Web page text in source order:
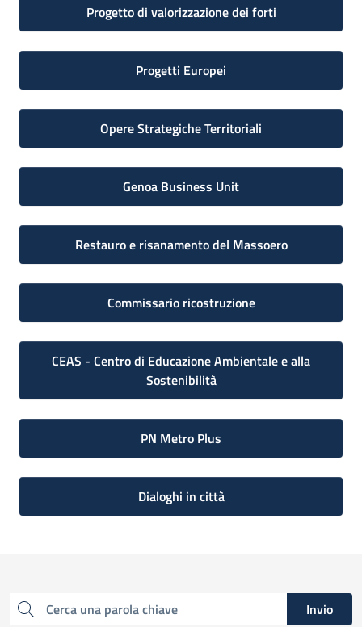
Progetto di valorizzazione dei forti
Progetti Europei
Opere Strategiche Territoriali
Genoa Business Unit
Restauro e risanamento del Massoero
Commissario ricostruzione
CEAS - Centro di Educazione Ambientale e alla
Sostenibilità
PN Metro Plus
Dialoghi in città
Cerca una parola chiave
Invio